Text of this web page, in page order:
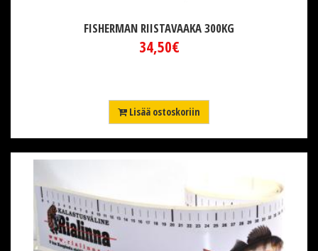
FISHERMAN RIISTAVAAKA 300KG
34,50€
Lisää ostoskoriin